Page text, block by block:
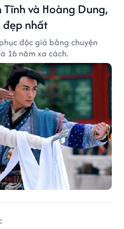
và Hoàng Dung,
nhất
độc giả bằng chuyện
16 năm xa cách.